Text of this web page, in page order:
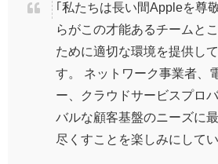
｢私たちは長い間Appleを尊
らがこの才能あるチームと
ために適切な環境を提供し
す。 ネットワーク事業者、
ー、クラウドサービスプロ
バルな顧客基盤のニーズに
尽くすことを楽しみにして